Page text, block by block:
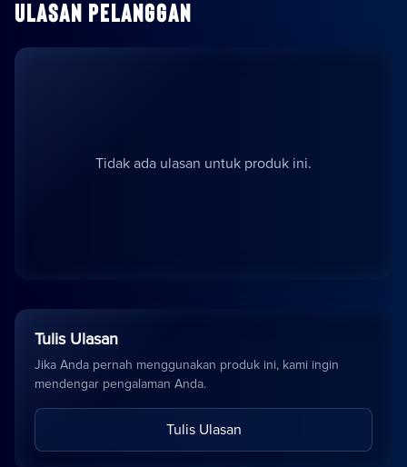
ULASAN PELANGGAN
Tulis Ulasan
Jika Anda pernah menggunakan produk ini, kami ingin
mendengar pengalaman Anda.
Tulis Ulasan
Tidak ada ulasan untuk produk ini.